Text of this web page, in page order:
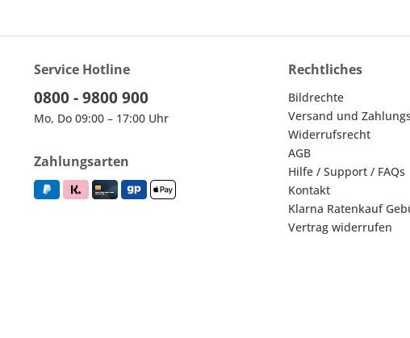
Service Hotline
0800 - 9800 900
Mo, Do 09:00 – 17:00 Uhr
Zahlungsarten
Rechtliches
Bildrechte
Versand und
Widerrufsrecht
AGB
Hilfe / Support / FAQs
Kontakt
Klarna Ratenkauf
Vertrag widerrufen